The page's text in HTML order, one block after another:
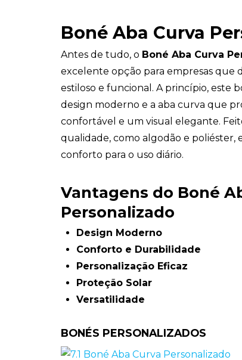
Boné Aba Curva
Antes de tudo, o Boné Aba Curva
excelente opção para empresas que
estiloso e funcional. A princípio, este
design moderno e a aba curva que
confortável e um visual elegante.
qualidade, como algodão e poliéster,
conforto para o uso diário.
Vantagens do Boné
Personalizado
Design Moderno
Conforto e Durabilidade
Personalização Eficaz
Proteção Solar
Versatilidade
BONÉS PERSONALIZADOS